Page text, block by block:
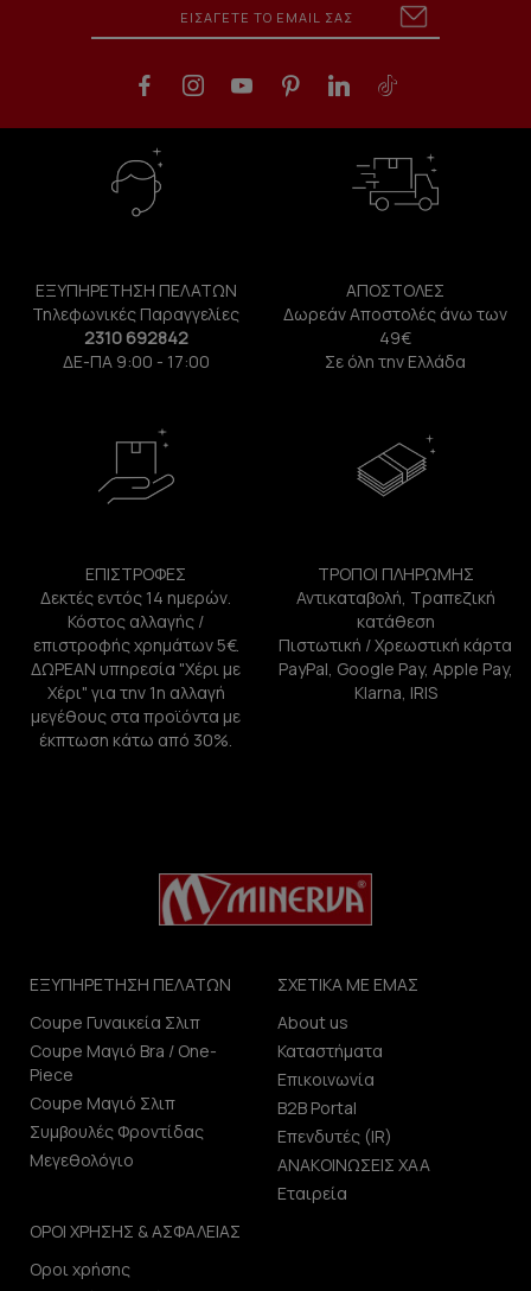
ΕΞΥΠΗΡΕΤΗΣΗ ΠΕΛΑΤΩΝ
Τηλεφωνικές Παραγγελίες
2310 692842
ΔΕ-ΠΑ 9:00 - 17:00
ΑΠΟΣΤΟΛΕΣ
Δωρεάν Αποστολές άνω των
49€
Σε όλη την Ελλάδα
ΕΠΙΣΤΡΟΦΕΣ
Δεκτές εντός 14 ημερών.
Κόστος αλλαγής /
επιστροφής χρημάτων 5€.
ΔΩΡΕΑΝ υπηρεσία "Χέρι με
Χέρι" για την 1η αλλαγή
μεγέθους στα προϊόντα με
έκπτωση κάτω από 30%.
ΤΡΟΠΟΙ ΠΛΗΡΩΜΗΣ
Αντικαταβολή, Τραπεζική
κατάθεση
Πιστωτική / Χρεωστική κάρτα
PayPal, Google Pay, Apple Pay,
Klarna, IRIS
ΕΞΥΠΗΡΕΤΗΣΗ ΠΕΛΑΤΩΝ
Coupe Γυναικεία Σλιπ
Coupe Μαγιό Bra / One-
Piece
Coupe Μαγιό Σλιπ
Συμβουλές Φροντίδας
Μεγεθολόγιο
ΣΧΕΤΙΚΑ ΜΕ ΕΜΑΣ
About us
Καταστήματα
Επικοινωνία
B2B Portal
Επενδυτές (IR)
ΑΝΑΚΟΙΝΩΣΕΙΣ ΧΑΑ
Εταιρεία
ΟΡΟΙ ΧΡΗΣΗΣ & ΑΣΦΑΛΕΙΑΣ
Οροι χρήσης